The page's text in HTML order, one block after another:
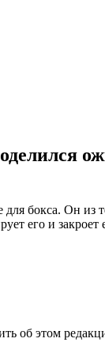
бокса. Он из
его и
об этом